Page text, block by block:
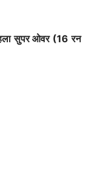
सुपर ओवर (16 रन